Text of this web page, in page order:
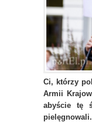
Ci, którzy
Armii
abyście tę